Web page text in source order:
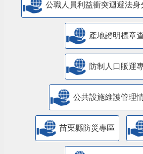
公職人員利益衝突迴避法身
產地證明標章
防制人口販運
公共設施維護管理
苗栗縣防災專區